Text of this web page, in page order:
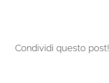
Condividi questo post!